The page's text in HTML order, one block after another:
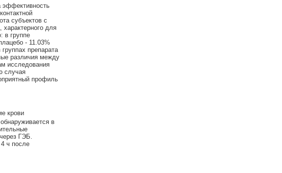
эффективность
субъектов с
для
в группе
- 11.03%
препарата
различия между
исследования
случая
профиль
крови
в
ГЭБ.
ч после